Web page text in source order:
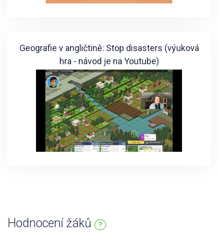
Geografie v angličtině: Stop disasters (výuková
hra - návod je na Youtube)
Hodnocení žáků ?